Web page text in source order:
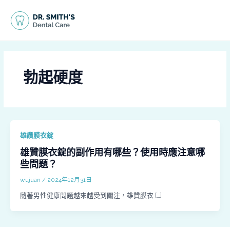
勃起硬度
雄讚膜衣錠
雄贊膜衣錠的副作用有哪些？使用時應注意哪
些問題？
wujuan / 2024年12月31日
隨著男性健康問題越來越受到關注，雄贊膜衣 […]